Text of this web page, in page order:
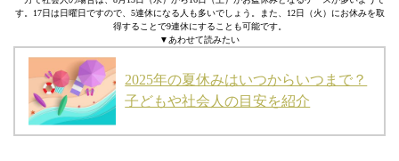
す。17日は日曜日ですので、5連休になる人も多いでしょう。また、12日（火）にお休みを取
得することで9連休にすることも可能です。
▼あわせて読みたい
2025年の夏休みはいつからいつまで？
子どもや社会人の目安を紹介